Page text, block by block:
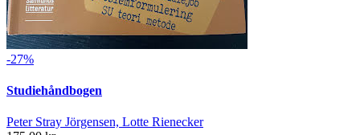
-27%
Studiehåndbogen
Peter Stray Jörgensen, Lotte Rienecker